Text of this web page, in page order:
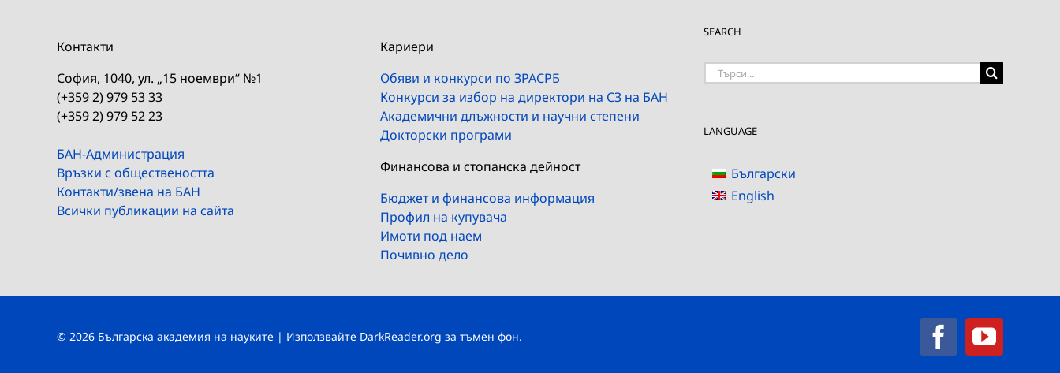
Контакти
София, 1040, ул. „15 ноември“ №1
(+359 2) 979 53 33
(+359 2) 979 52 23
БАН-Администрация
Връзки с обществеността
Контакти/звена на БАН
Всички публикации на сайта
Кариери
Обяви и конкурси по ЗРАСРБ
Конкурси за избор на директори на СЗ на БАН
Академични длъжности и научни степени
Докторски програми
Финансова и стопанска дейност
Бюджет и финансова информация
Профил на купувача
Имоти под наем
Почивно дело
SEARCH
Търсене
LANGUAGE
Български
English
© 2026 Българска академия на науките | Използвайте DarkReader.org за тъмен фон. Facebook